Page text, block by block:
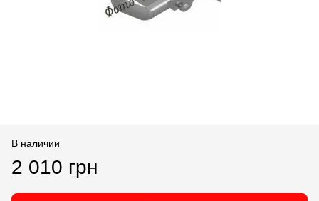
В наличии
2 010 грн